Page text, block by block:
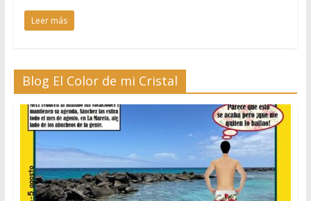
Leer más
Blog El Color de mi Cristal